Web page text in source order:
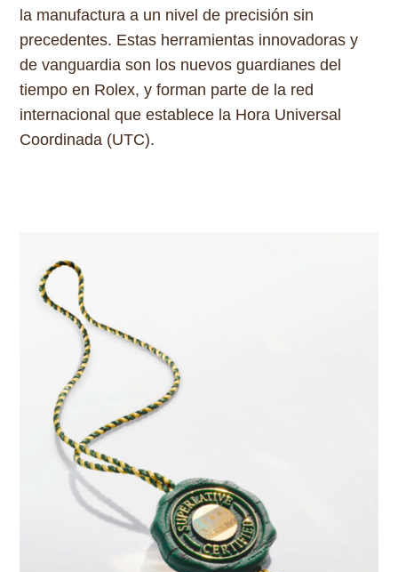
la manufactura a un nivel de precisión sin
precedentes. Estas herramientas innovadoras y
de vanguardia son los nuevos guardianes del
tiempo en Rolex, y forman parte de la red
internacional que establece la Hora Universal
Coordinada (UTC).